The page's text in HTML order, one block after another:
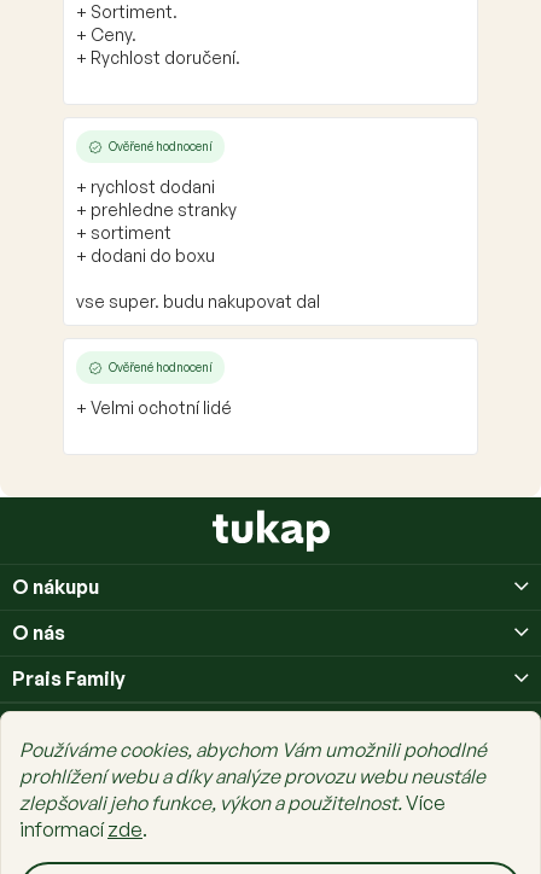
Používáme cookies, abychom Vám umožnili pohodlné
prohlížení webu a díky analýze provozu webu neustále
zlepšovali jeho funkce, výkon a použitelnost.Více
informacízde.
+ Sortiment.
+ Ceny.
+ Rychlost doručení.
Ověřené hodnocení
+ rychlost dodani
+ prehledne stranky
+ sortiment
+ dodani do boxu
vse super. budu nakupovat dal
Ověřené hodnocení
+ Velmi ochotní lidé
O nákupu
O nás
Prais Family
Vytvořil Shoptet Premium
Copyright 2026tukap.cz. Všechna práva vyhrazena.Upravit nastavení